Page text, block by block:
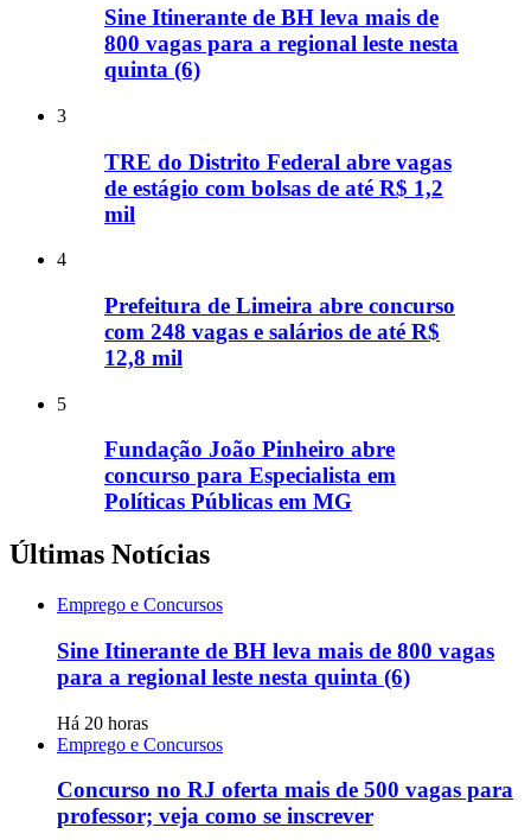
Sine Itinerante de BH leva mais de
800 vagas para a regional leste nesta
quinta (6)
3
TRE do Distrito Federal abre vagas
de estágio com bolsas de até R$ 1,2
mil
4
Prefeitura de Limeira abre concurso
com 248 vagas e salários de até R$
12,8 mil
5
Fundação João Pinheiro abre
concurso para Especialista em
Políticas Públicas em MG
Últimas Notícias
Emprego e Concursos
Sine Itinerante de BH leva mais de 800 vagas
para a regional leste nesta quinta (6)
Há 20 horas
Emprego e Concursos
Concurso no RJ oferta mais de 500 vagas para
professor; veja como se inscrever